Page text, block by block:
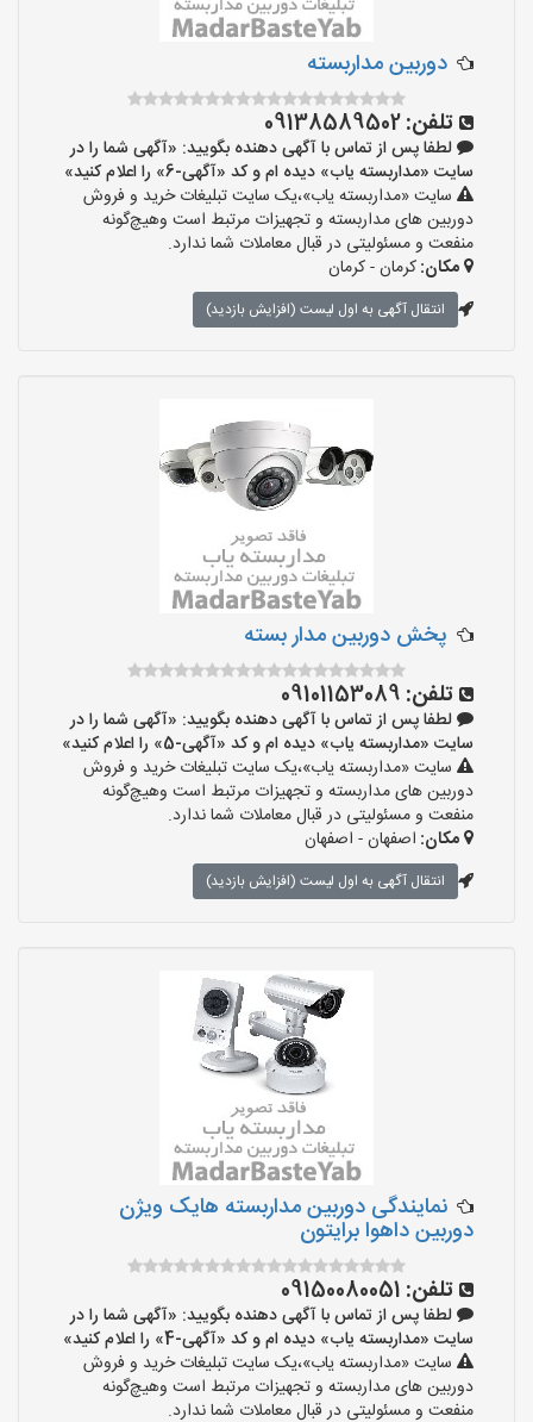
دوربین مداربسته
تلفن:09138589502
لطفا پس از تماس با آگهی دهنده بگویید: «آگهی شما را در
سایت «مداربسته یاب» دیده ام و کد «آگهی-6» را اعلام کنید»
سایت «مداربسته یاب»،یک سایت تبلیغات خرید و فروش
دوربین های مداربسته و تجهیزات مرتبط است وهیچ‌گونه
منفعت و مسئولیتی در قبال معاملات شما ندارد.
مکان:کرمان - کرمان
انتقال آگهی به اول لیست (افزایش بازدید)
پخش دوربین مدار بسته
تلفن: 09101153089
لطفا پس از تماس با آگهی دهنده بگویید: «آگهی شما را در
سایت «مداربسته یاب» دیده ام و کد «آگهی-5» را اعلام کنید»
سایت «مداربسته یاب»،یک سایت تبلیغات خرید و فروش
دوربین های مداربسته و تجهیزات مرتبط است وهیچ‌گونه
منفعت و مسئولیتی در قبال معاملات شما ندارد.
مکان: اصفهان - اصفهان
انتقال آگهی به اول لیست (افزایش بازدید)
نمایندگی دوربین مداربسته هایک ویژن
دوربین داهوا برایتون
تلفن: 09150080051
لطفا پس از تماس با آگهی دهنده بگویید: «آگهی شما را در
سایت «مداربسته یاب» دیده ام و کد «آگهی-4» را اعلام کنید»
سایت «مداربسته یاب»،یک سایت تبلیغات خرید و فروش
دوربین های مداربسته و تجهیزات مرتبط است وهیچ‌گونه
منفعت و مسئولیتی در قبال معاملات شما ندارد.